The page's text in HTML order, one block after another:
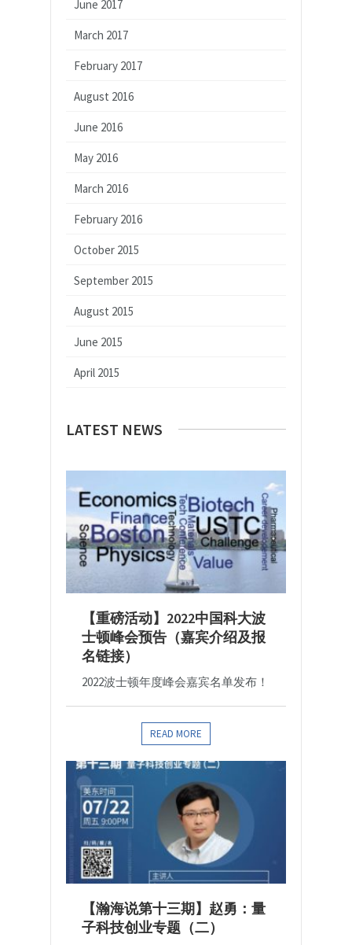
June 2017
March 2017
February 2017
August 2016
June 2016
May 2016
March 2016
February 2016
October 2015
September 2015
August 2015
June 2015
April 2015
LATEST NEWS
【重磅活动】2022中国科大波
士顿峰会预告（嘉宾介绍及报
名链接）
2022波士顿年度峰会嘉宾名单发布！
READ MORE
【瀚海说第十三期】赵勇：量
子科技创业专题（二）